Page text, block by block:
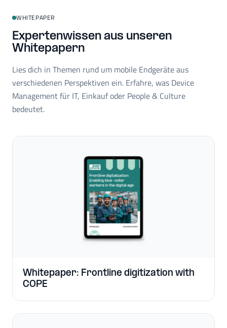
WHITEPAPER
Expertenwissen aus unseren
Whitepapern
Lies dich in Themen rund um mobile Endgeräte aus
verschiedenen Perspektiven ein. Erfahre, was Device
Management für IT, Einkauf oder People & Culture
bedeutet.
Whitepaper: Frontline digitization with
COPE